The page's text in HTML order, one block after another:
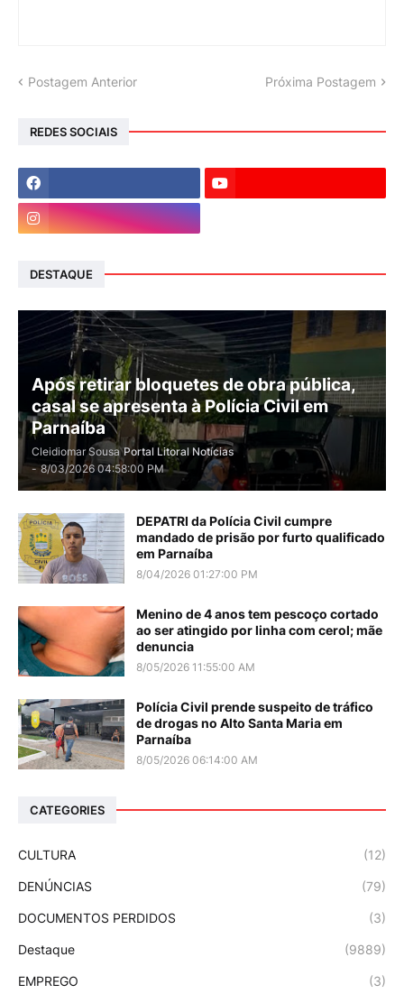
Postagem Anterior Próxima Postagem
REDES SOCIAIS
DESTAQUE
Após retirar bloquetes de obra pública,
casal se apresenta à Polícia Civil em
Parnaíba
Cleidiomar Sousa Portal Litoral Notícias
- 8/03/2026 04:58:00 PM
DEPATRI da Polícia Civil cumpre
mandado de prisão por furto qualificado
em Parnaíba
8/04/2026 01:27:00 PM
Menino de 4 anos tem pescoço cortado
ao ser atingido por linha com cerol; mãe
denuncia
8/05/2026 11:55:00 AM
Polícia Civil prende suspeito de tráfico
de drogas no Alto Santa Maria em
Parnaíba
8/05/2026 06:14:00 AM
CATEGORIES
CULTURA (12)
DENÚNCIAS (79)
DOCUMENTOS PERDIDOS (3)
Destaque (9889)
EMPREGO (3)